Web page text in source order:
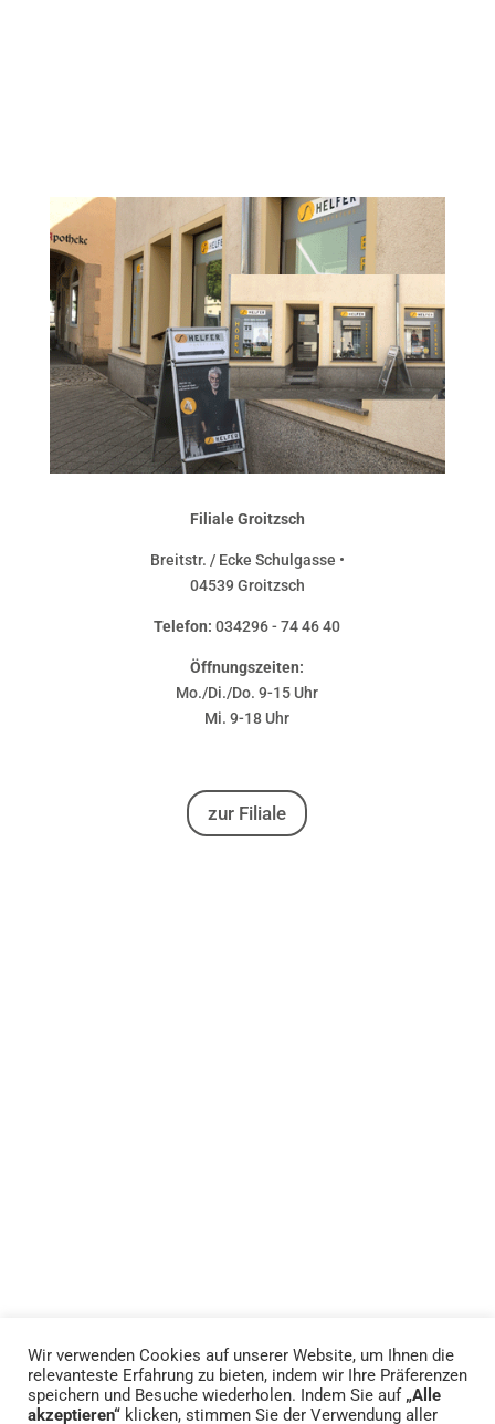
Filiale Groitzsch
Breitstr. / Ecke Schulgasse •
04539 Groitzsch
Telefon: 034296 - 74 46 40
Öffnungszeiten:
Mo./Di./Do. 9-15 Uhr
Mi. 9-18 Uhr
zur Filiale
Wir verwenden Cookies auf unserer Website, um Ihnen die
relevanteste Erfahrung zu bieten, indem wir Ihre Präferenzen
speichern und Besuche wiederholen. Indem Sie auf „Alle
akzeptieren“ klicken, stimmen Sie der Verwendung aller